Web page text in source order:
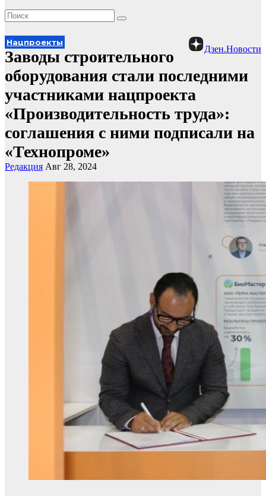
Дзен.Новости
Нацпроекты
Заводы строительного
оборудования стали последними
участниками нацпроекта
«Производительность труда»:
соглашения с ними подписали на
«Технопроме»
Редакция Авг 28, 2024